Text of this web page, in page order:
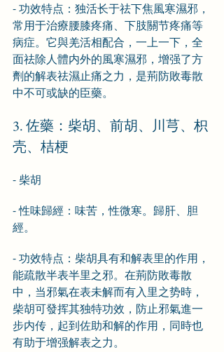
- 功效特点：独活长于祛下焦風寒濕邪，
常用于治療腰膝疼痛、下肢關节疼痛等
病症。它與羌活相配合，一上一下，全
面祛除人體内外的風寒濕邪，增强了方
劑的解表祛濕止痛之力，是荊防敗毒散
中不可或缺的臣藥。
3. 佐藥：柴胡、前胡、川芎、枳
壳、桔梗
- 柴胡
- 性味歸經：味苦，性微寒。歸肝、胆
經。
- 功效特点：柴胡具有和解表里的作用，
能疏散半表半里之邪。在荊防敗毒散
中，当邪氣在表未解而有入里之势時，
柴胡可發挥其独特功效，防止邪氣進一
步内传，起到佐助和解的作用，同時也
有助于增强解表之力。